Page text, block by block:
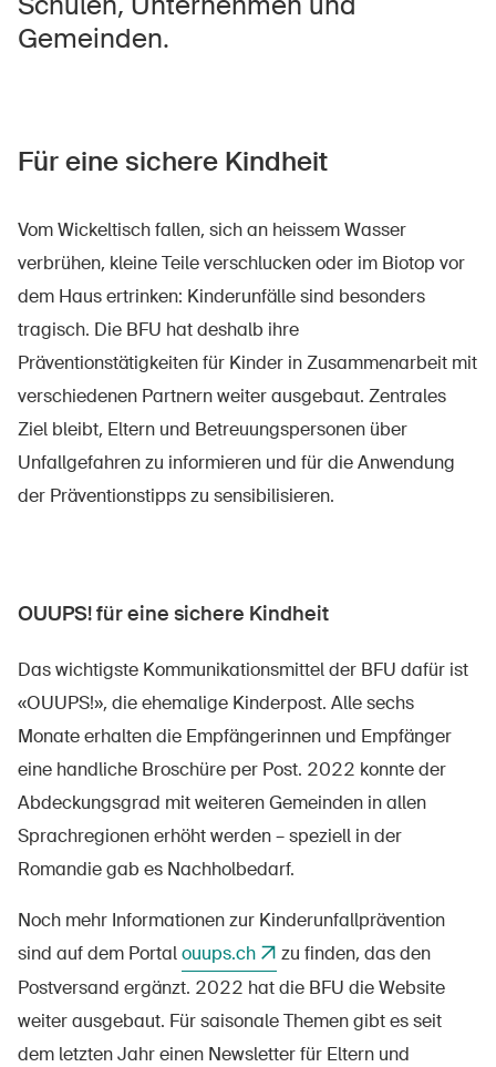
Gemeinden.
Für eine sichere Kindheit
Vom Wickeltisch fallen, sich an heissem Wasser
verbrühen, kleine Teile verschlucken oder im Biotop vor
dem Haus ertrinken: Kinderunfälle sind besonders
tragisch. Die BFU hat deshalb ihre
Präventionstätigkeiten für Kinder in Zusammenarbeit mit
verschiedenen Partnern weiter ausgebaut. Zentrales
Ziel bleibt, Eltern und Betreuungspersonen über
Unfallgefahren zu informieren und für die Anwendung
der Präventionstipps zu sensibilisieren.
OUUPS! für eine sichere Kindheit
Das wichtigste Kommunikationsmittel der BFU dafür ist
«OUUPS!», die ehemalige Kinderpost. Alle sechs
Monate erhalten die Empfängerinnen und Empfänger
eine handliche Broschüre per Post. 2022 konnte der
Abdeckungsgrad mit weiteren Gemeinden in allen
Sprachregionen erhöht werden – speziell in der
Romandie gab es Nachholbedarf.
Noch mehr Informationen zur Kinderunfallprävention
sind auf dem Portalouups.ch
zu finden, das den
Postversand ergänzt. 2022 hat die BFU die Website
weiter ausgebaut. Für saisonale Themen gibt es seit
dem letzten Jahr einen Newsletter für Eltern und